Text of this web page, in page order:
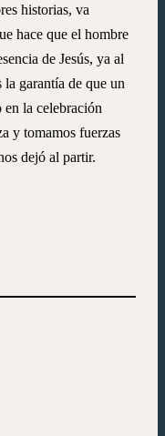
historias, va
hace que el hombre
de Jesús, ya al
la garantía de que un
la celebración
y tomamos fuerzas
dejó al partir.